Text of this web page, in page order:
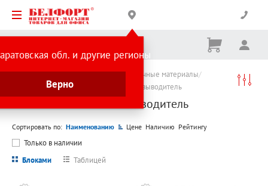
обл. и другие регионы
Верно
Корзина
Ничего
Каталог товаров Хозтовары и упаковочные материалы
Бытовая химия Отбеливатель и пятновыводитель
Отбеливатель и пятновыводитель
Сортировать по: Наименованию Цене Наличию Рейтингу
Только в наличии
Блоками
Таблицей